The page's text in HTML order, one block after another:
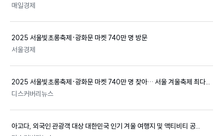
매일경제
2025 서울빛초롱축제·광화문 마켓 740만 명 방문
서울경제
2025 서울빛초롱축제·광화문 마켓 740만 명 찾아… 서울겨울축제 최다...
디스커버리뉴스
아고다, 외국인 관광객 대상 대한민국 인기 겨울 여행지 및 액티비티 공...